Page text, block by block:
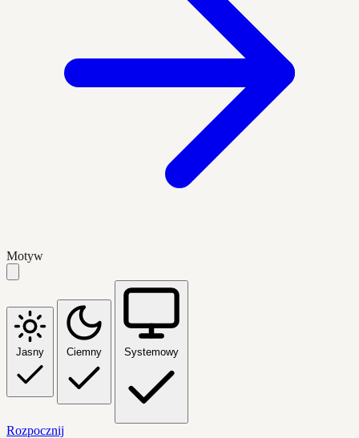
Motyw
Jasny Ciemny Systemowy
Rozpocznij